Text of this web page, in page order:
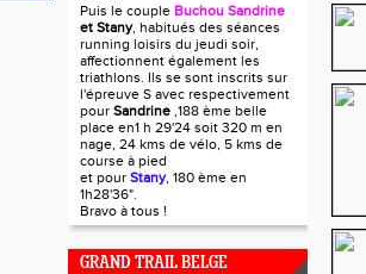
Puis le couple Buchou Sandrine
et Stany, habitués des séances
running loisirs du jeudi soir,
affectionnent également les
triathlons. Ils se sont inscrits sur
l'épreuve S avec respectivement
pour Sandrine ,188 ème belle
place en1 h 29'24 soit 320 m en
nage, 24 kms de vélo, 5 kms de
course à pied
et pour Stany, 180 ème en
1h28'36".
Bravo à tous !
GRAND TRAIL BELGE